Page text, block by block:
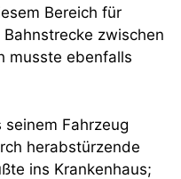
Bereich für
zwischen
musste ebenfalls
Fahrzeug
herabstürzende
ins Krankenhaus;